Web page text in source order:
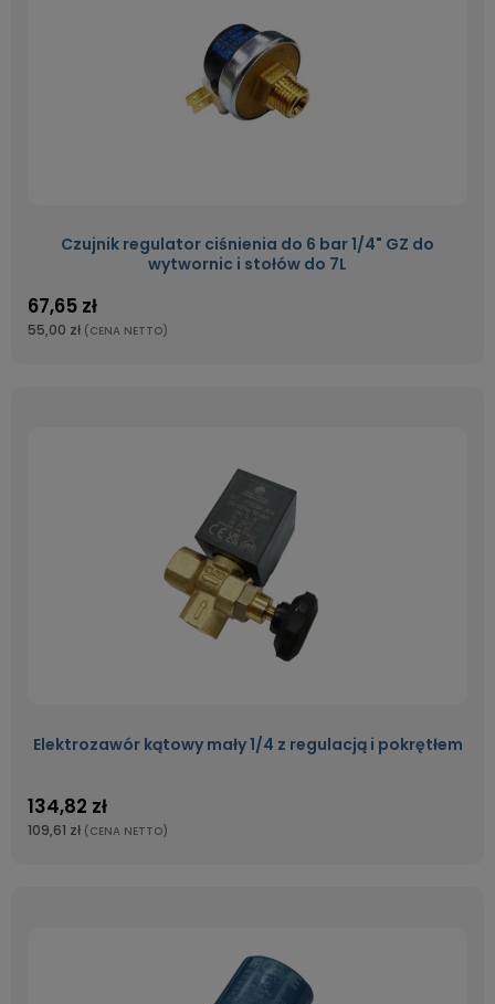
Czujnik regulator ciśnienia do 6 bar 1/4" GZ do
wytwornic i stołów do 7L
67,65 zł
55,00 zł (CENA NETTO)
Elektrozawór kątowy mały 1/4 z regulacją i pokrętłem
134,82 zł
109,61 zł (CENA NETTO)